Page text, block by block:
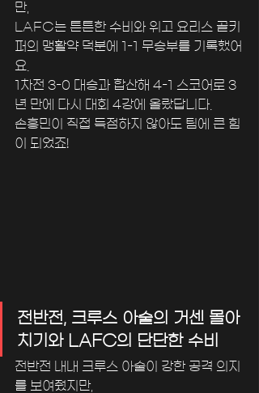
만,
LAFC는 튼튼한 수비와 위고 요리스 골키
퍼의 맹활약 덕분에 1-1 무승부를 기록했어
요.
1차전 3-0 대승과 합산해 4-1 스코어로 3
년 만에 다시 대회 4강에 올랐답니다.
손흥민이 직접 득점하지 않아도 팀에 큰 힘
이 되었죠!
전반전, 크루스 아술의 거센 몰아
치기와 LAFC의 단단한 수비
전반전 내내 크루스 아술이 강한 공격 의지
를 보여줬지만,